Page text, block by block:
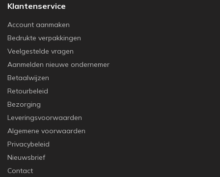
Klantenservice
Account aanmaken
Bedrukte verpakkingen
Veelgestelde vragen
Aanmelden nieuwe ondernemer
Betaalwijzen
Retourbeleid
Bezorging
Leveringsvoorwaarden
Algemene voorwaarden
Privacybeleid
Nieuwsbrief
Contact